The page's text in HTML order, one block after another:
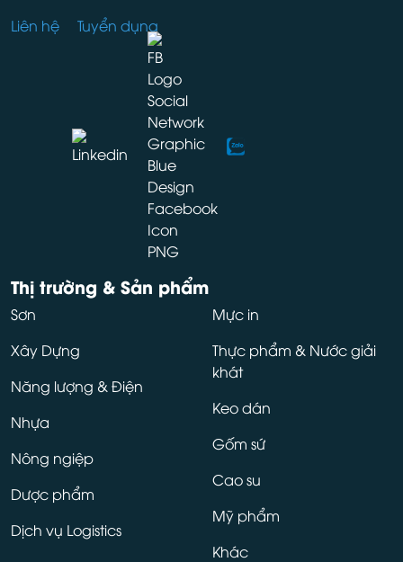
Liên hệ
Tuyển dụng
Thị trường & Sản phẩm
Sơn
Xây Dựng
Năng lượng & Điện
Nhựa
Nông ngiệp
Dược phẩm
Dịch vụ Logistics
Mực in
Thực phẩm & Nước giải
khát
Keo dán
Gốm sứ
Cao su
Mỹ phẩm
Khác